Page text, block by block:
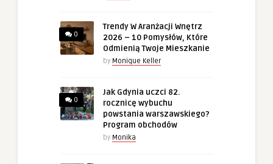
0
Trendy W Aranżacji Wnętrz
2026 – 10 Pomysłów, Które
Odmienią Twoje Mieszkanie
by Monique Keller
0
Jak Gdynia uczci 82.
rocznicę wybuchu
powstania warszawskiego?
Program obchodów
by Monika